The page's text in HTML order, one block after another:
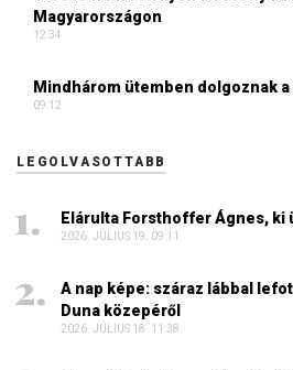
Magyarországon
12:34
Mindhárom ütemben dolgoznak
09:12
LEGOLVASOTTABB
Elárulta Forsthoffer Ágnes, ki
2026. JÚLIUS 19. 09:11
A nap képe: száraz lábbal
Duna közepéről
2026. JÚLIUS 18. 11:38